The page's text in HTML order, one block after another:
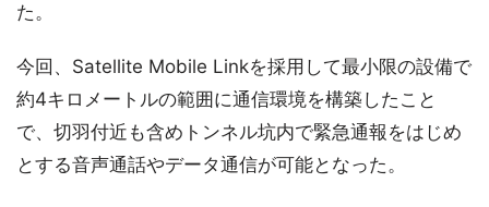
た。
今回、Satellite Mobile Linkを採用して最小限の設備で
約4キロメートルの範囲に通信環境を構築したこと
で、切羽付近も含めトンネル坑内で緊急通報をはじめ
とする音声通話やデータ通信が可能となった。